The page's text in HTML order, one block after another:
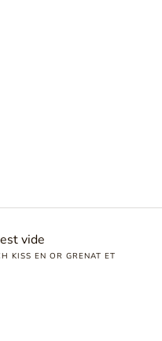
vide
KISS EN OR GRENAT ET